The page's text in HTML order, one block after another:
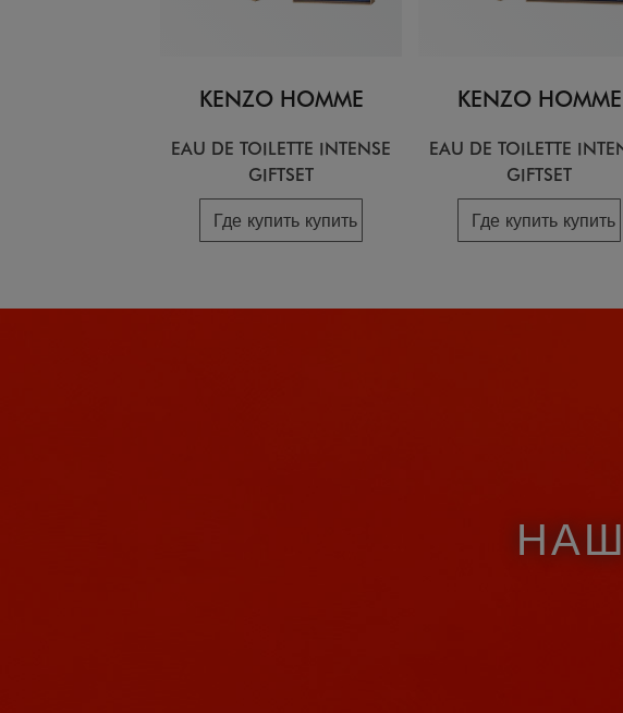
KENZO HOMME
EAU DE TOILETTE INTENSE
GIFTSET
Где купить купить
KENZO HOMME
EAU DE TOILETTE
GIFTSET
Где купить купить